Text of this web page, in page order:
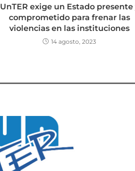
UnTER exige un Estado presente
comprometido para frenar las
violencias en las instituciones
14 agosto, 2023